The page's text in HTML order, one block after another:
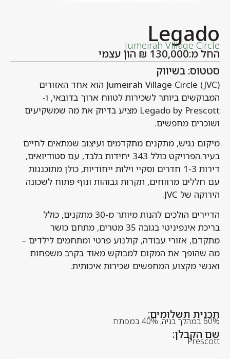
Legado
Jumeirah Village Circle
החל מ:130,000 ₪ הון עצמי
סטטוס: בשיווק
Jumeirah Village Circle (JVC) הוא אחד האזורים
המבוקשים ביותר לשכירות לטווח ארוך בדובאי, ו-
Legado by Prescott מציע בדיוק את מה שמשקיעים
ושוכרים מחפשים.
מיקום נגיש, מתקנים מתקדמים ועיצוב שמתאים לחיים
בעיר.הפרויקט כולל 343 יחידות בלבד, עם סטודיואים,
דירות 1-3 חדרים וסקיי וילות ייחודיות, כולן מתוכננות
עם חללים מרווחים, תקרות גבוהות ונוף פתוח לשכונה
הירוקה של JVC.
הדיירים הולכים להנות מיותר מ-30 מתקנים, כולל
בריכת אינפיניטי בגובה 35 מטרים, מתחם כושר
מתקדם, אזורי עבודה, קולנוע פרטי ומתחמים לילדים –
מה שהופך את המקום למבוקש מאוד בקרב משפחות
ואנשי מקצוע המחפשים שכירות איכותית.
תכנית תשלומים:
60% במהלך בניה, 40% במפתח.
שם הקבלן:
Prescott